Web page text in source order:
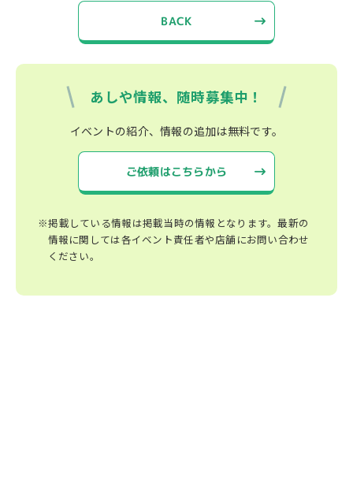
BACK
あしや情報、随時募集中！
イベントの紹介、情報の追加は無料です。
ご依頼はこちらから
※掲載している情報は掲載当時の情報となります。最新の
情報に関しては各イベント責任者や店舗にお問い合わせ
ください。